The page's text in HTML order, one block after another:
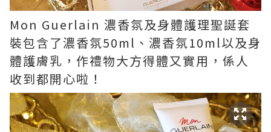
Mon Guerlain 濃香氛及身體護理聖誕套
裝包含了濃香氛50ml、濃香氛10ml以及身
體護膚乳，作禮物大方得體又實用，係人
收到都開心啦！